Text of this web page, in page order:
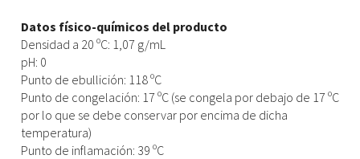
Datos físico-químicos del producto
Densidad a 20 ºC: 1,07 g/mL
pH: 0
Punto de ebullición: 118 ºC
Punto de congelación: 17 ºC (se congela por debajo de 17 ºC
por lo que se debe conservar por encima de dicha
temperatura)
Punto de inflamación: 39 ºC